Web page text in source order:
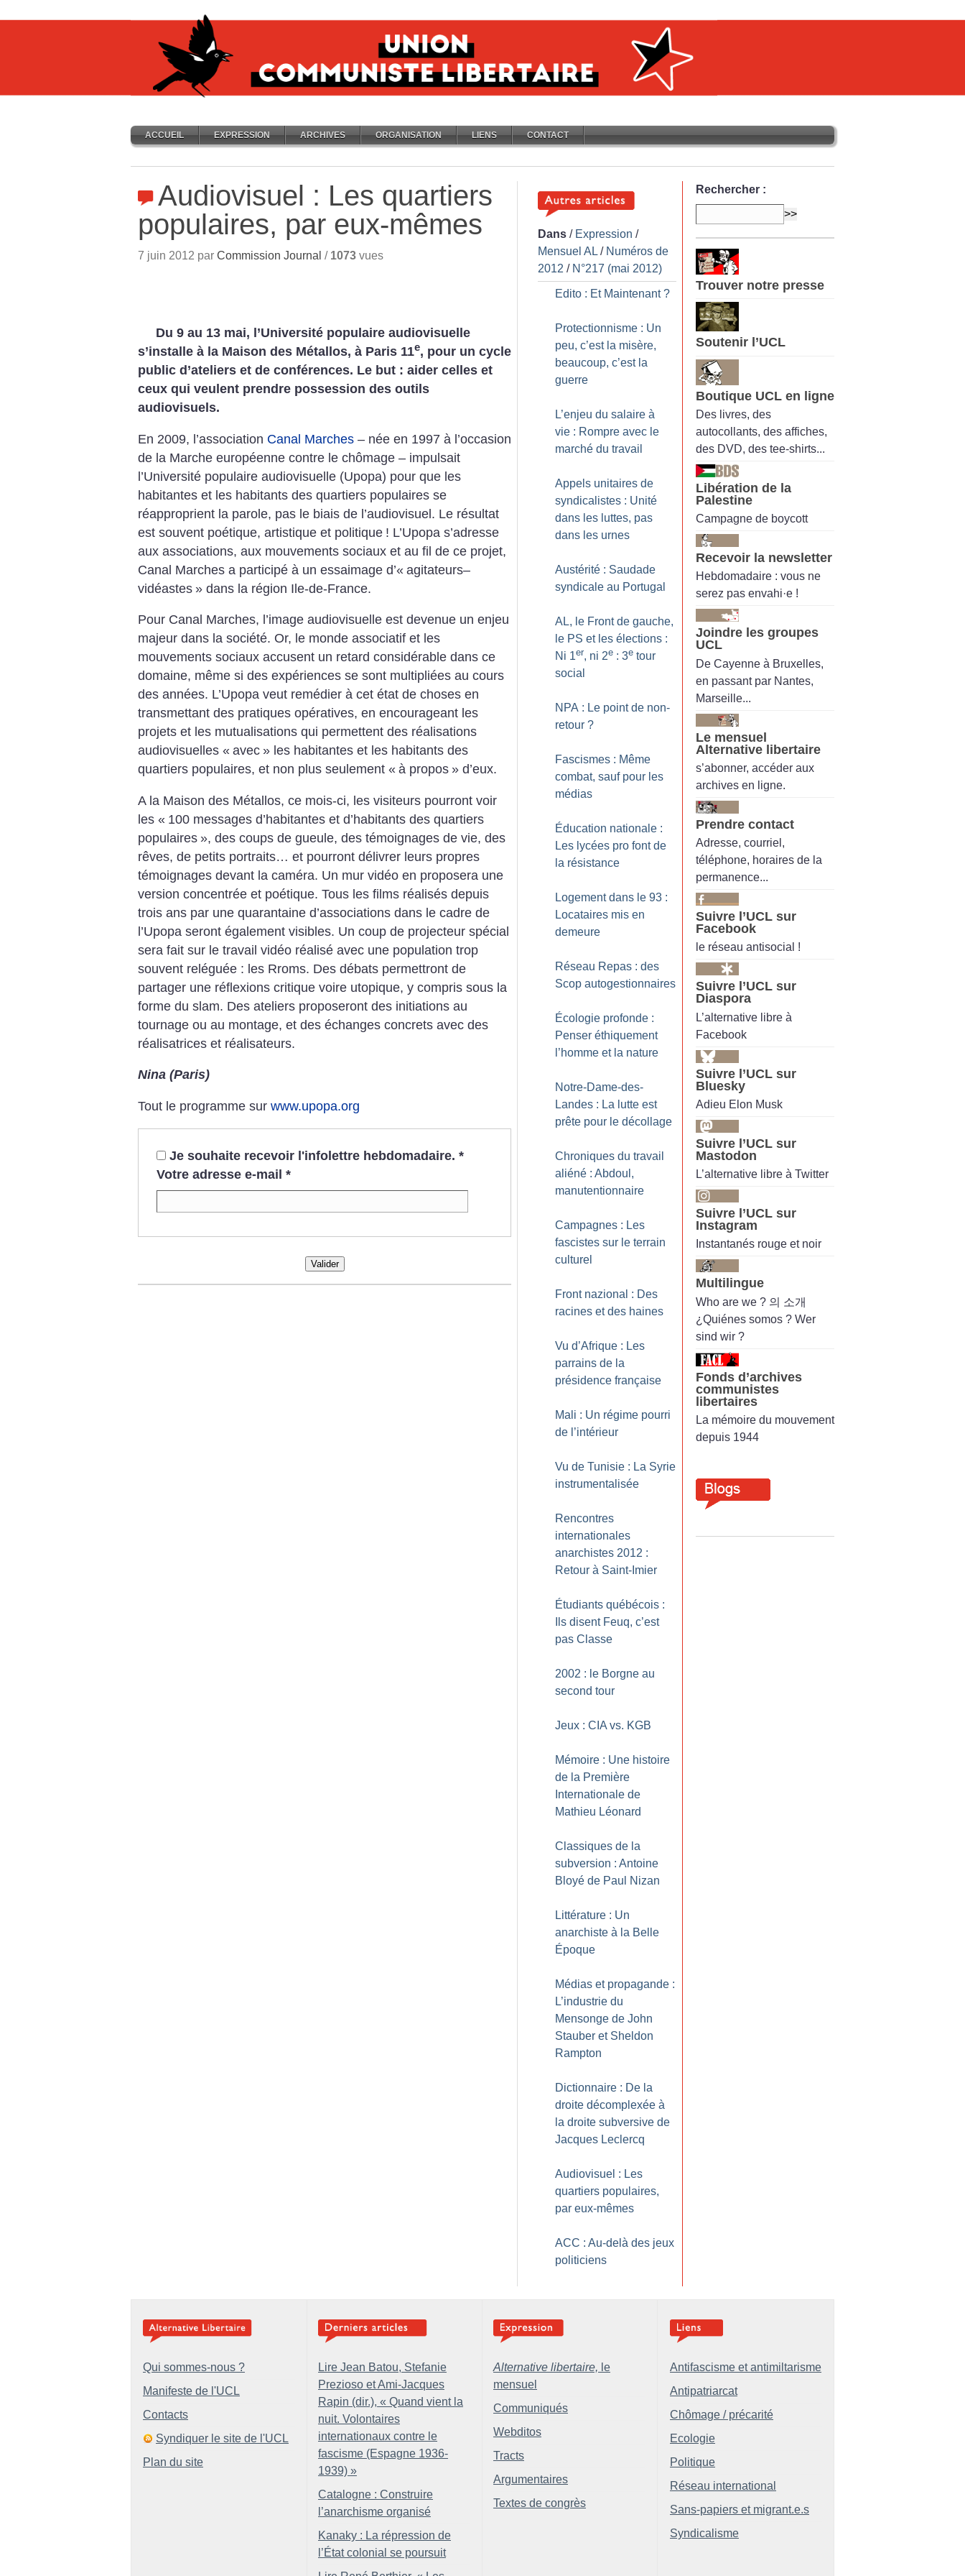
ACCUEIL EXPRESSION ARCHIVES ORGANISATION LIENS CONTACT
Audiovisuel : Les quartiers
populaires, par eux-mêmes
7 juin 2012 par Commission Journal / 1073 vues
Du 9 au 13 mai, l’Université populaire audiovisuelle
s’installe à la Maison des Métallos, à Paris 11e, pour un cycle
public d’ateliers et de conférences. Le but : aider celles et
ceux qui veulent prendre possession des outils
audiovisuels.
En 2009, l’association Canal Marches – née en 1997 à l’occasion
de la Marche européenne contre le chômage – impulsait
l’Université populaire audiovisuelle (Upopa) pour que les
habitantes et les habitants des quartiers populaires se
réapproprient la parole, pas le biais de l’audiovisuel. Le résultat
est souvent poétique, artistique et politique ! L’Upopa s’adresse
aux associations, aux mouvements sociaux et au fil de ce projet,
Canal Marches a participé à un essaimage d’« agitateurs–
vidéastes » dans la région Ile-de-France.
Pour Canal Marches, l’image audiovisuelle est devenue un enjeu
majeur dans la société. Or, le monde associatif et les
mouvements sociaux accusent un retard considérable dans ce
domaine, même si des expériences se sont multipliées au cours
des années. L’Upopa veut remédier à cet état de choses en
transmettant des pratiques opératives, en encourageant les
projets et les mutualisations qui permettent des réalisations
audiovisuelles « avec » les habitantes et les habitants des
quartiers populaires, et non plus seulement « à propos » d’eux.
A la Maison des Métallos, ce mois-ci, les visiteurs pourront voir
les « 100 messages d’habitantes et d’habitants des quartiers
populaires », des coups de gueule, des témoignages de vie, des
rêves, de petits portraits… et pourront délivrer leurs propres
témoignages devant la caméra. Un mur vidéo en proposera une
version concentrée et poétique. Tous les films réalisés depuis
trois ans par une quarantaine d’associations dans le cadre de
l’Upopa seront également visibles. Un coup de projecteur spécial
sera fait sur le travail vidéo réalisé avec une population trop
souvent reléguée : les Rroms. Des débats permettront de
partager une réflexions critique voire utopique, y compris sous la
forme du slam. Des ateliers proposeront des initiations au
tournage ou au montage, et des échanges concrets avec des
réalisatrices et réalisateurs.
Nina (Paris)
Tout le programme sur www.upopa.org
Je souhaite recevoir l'infolettre hebdomadaire. *
Votre adresse e-mail *
Valider
Dans / Expression /
Mensuel AL / Numéros de
2012 / N°217 (mai 2012)
Edito : Et Maintenant ?
Protectionnisme : Un
peu, c’est la misère,
beaucoup, c’est la
guerre
L’enjeu du salaire à
vie : Rompre avec le
marché du travail
Appels unitaires de
syndicalistes : Unité
dans les luttes, pas
dans les urnes
Austérité : Saudade
syndicale au Portugal
AL, le Front de gauche,
le PS et les élections :
Ni 1er, ni 2e : 3e tour
social
NPA : Le point de non-
retour ?
Fascismes : Même
combat, sauf pour les
médias
Éducation nationale :
Les lycées pro font de
la résistance
Logement dans le 93 :
Locataires mis en
demeure
Réseau Repas : des
Scop autogestionnaires
Écologie profonde :
Penser éthiquement
l’homme et la nature
Notre-Dame-des-
Landes : La lutte est
prête pour le décollage
Chroniques du travail
aliéné : Abdoul,
manutentionnaire
Campagnes : Les
fascistes sur le terrain
culturel
Front nazional : Des
racines et des haines
Vu d’Afrique : Les
parrains de la
présidence française
Mali : Un régime pourri
de l’intérieur
Vu de Tunisie : La Syrie
instrumentalisée
Rencontres
internationales
anarchistes 2012 :
Retour à Saint-Imier
Étudiants québécois :
Ils disent Feuq, c’est
pas Classe
2002 : le Borgne au
second tour
Jeux : CIA vs. KGB
Mémoire : Une histoire
de la Première
Internationale de
Mathieu Léonard
Classiques de la
subversion : Antoine
Bloyé de Paul Nizan
Littérature : Un
anarchiste à la Belle
Époque
Médias et propagande :
L’industrie du
Mensonge de John
Stauber et Sheldon
Rampton
Dictionnaire : De la
droite décomplexée à
la droite subversive de
Jacques Leclercq
Audiovisuel : Les
quartiers populaires,
par eux-mêmes
ACC : Au-delà des jeux
politiciens
Rechercher :
Trouver notre presse
Soutenir l’UCL
Boutique UCL en ligne
Des livres, des
autocollants, des affiches,
des DVD, des tee-shirts...
Libération de la
Palestine
Campagne de boycott
Recevoir la newsletter
Hebdomadaire : vous ne
serez pas envahi·e !
Joindre les groupes
UCL
De Cayenne à Bruxelles,
en passant par Nantes,
Marseille...
Le mensuel
Alternative libertaire
s’abonner, accéder aux
archives en ligne.
Prendre contact
Adresse, courriel,
téléphone, horaires de la
permanence...
Suivre l’UCL sur
Facebook
le réseau antisocial !
Suivre l’UCL sur
Diaspora
L’alternative libre à
Facebook
Suivre l’UCL sur
Bluesky
Adieu Elon Musk
Suivre l’UCL sur
Mastodon
L’alternative libre à Twitter
Suivre l’UCL sur
Instagram
Instantanés rouge et noir
Multilingue
Who are we ? 의 소개
¿Quiénes somos ? Wer
sind wir ?
Fonds d’archives
communistes
libertaires
La mémoire du mouvement
depuis 1944
Qui sommes-nous ?
Manifeste de l'UCL
Contacts
Syndiquer le site de l'UCL
Plan du site
Lire Jean Batou, Stefanie
Prezioso et Ami-Jacques
Rapin (dir.), « Quand vient la
nuit. Volontaires
internationaux contre le
fascisme (Espagne 1936-
1939) »
Catalogne : Construire
l’anarchisme organisé
Kanaky : La répression de
l’État colonial se poursuit
Alternative libertaire, le
mensuel
Communiqués
Webditos
Tracts
Argumentaires
Textes de congrès
Antifascisme et antimiltarisme
Antipatriarcat
Chômage / précarité
Ecologie
Politique
Réseau international
Sans-papiers et migrant.e.s
Syndicalisme